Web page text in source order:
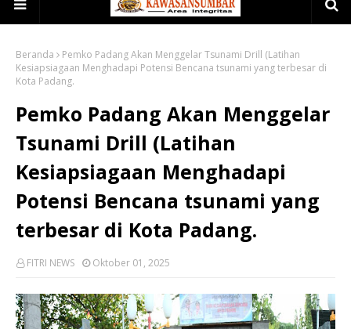
Beranda
Pemko Padang Akan Menggelar Tsunami Drill (Latihan
Kesiapsiagaan Menghadapi Potensi Bencana tsunami yang terbesar di
Kota Padang.
Pemko Padang Akan Menggelar
Tsunami Drill (Latihan
Kesiapsiagaan Menghadapi
Potensi Bencana tsunami yang
terbesar di Kota Padang.
FITRI NEWS Oktober 01, 2025